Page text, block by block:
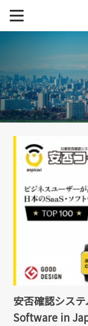
MENU
BCP
安否確認システム
安否確認システム
セミナー
安否確認シス
Software in